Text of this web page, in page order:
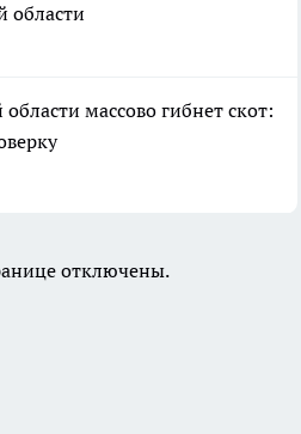
области
массово гибнет скот:
отключены.